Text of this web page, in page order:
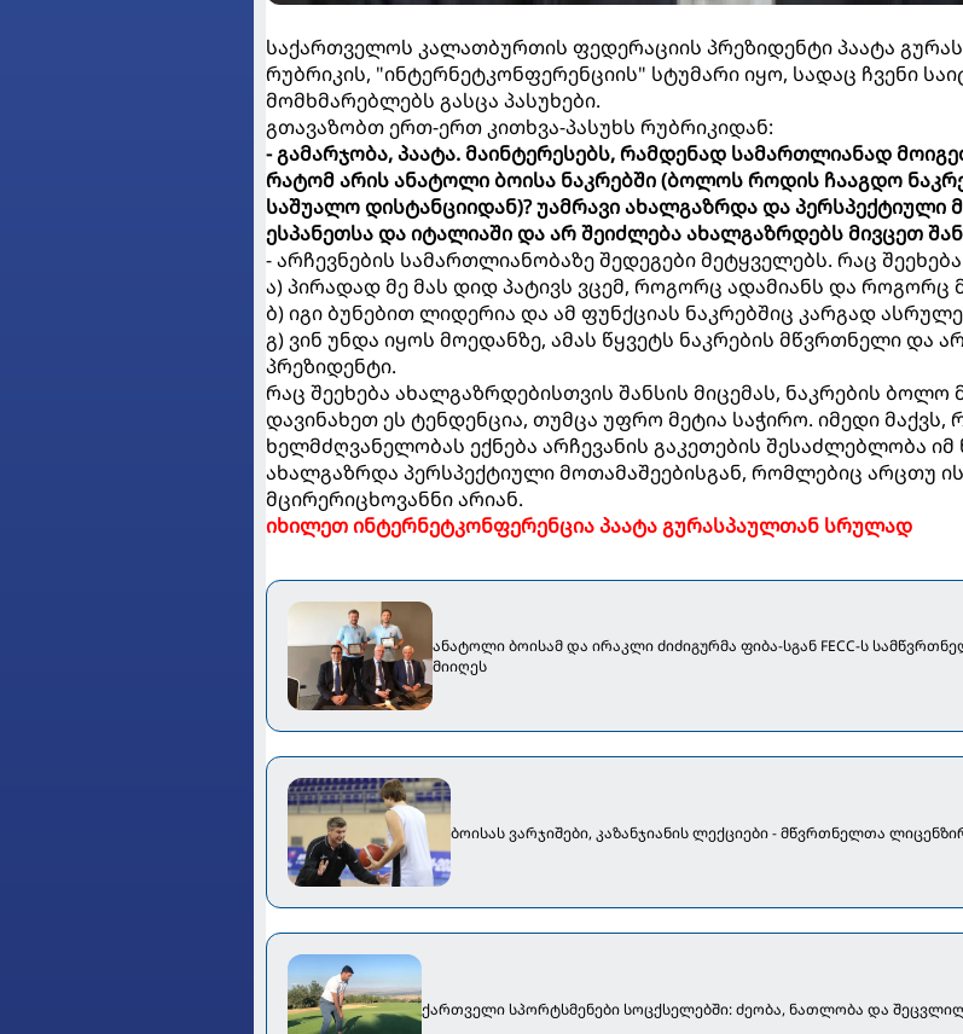
საქართველოს კალათბურთის ფედერაციის პრეზიდენტი პაატა
რუბრიკის, "ინტერნეტკონფერენციის" სტუმარი იყო, სადაც ჩვენი
მომხმარებლებს გასცა პასუხები.
გთავაზობთ ერთ-ერთ კითხვა-პასუხს რუბრიკიდან:
- გამარჯობა, პაატა. მაინტერესებს, რამდენად სამართლიანად
რატომ არის ანატოლი ბოისა ნაკრებში (ბოლოს როდის ჩააგდო
საშუალო დისტანციიდან)? უამრავი ახალგაზრდა და პერსპექტიული
ესპანეთსა და იტალიაში და არ შეიძლება ახალგაზრდებს მივცეთ
- არჩევნების სამართლიანობაზე შედეგები მეტყველებს. რაც
ა) პირადად მე მას დიდ პატივს ვცემ, როგორც ადამიანს და როგორც
ბ) იგი ბუნებით ლიდერია და ამ ფუნქციას ნაკრებშიც კარგად
გ) ვინ უნდა იყოს მოედანზე, ამას წყვეტს ნაკრების მწვრთნელი და
პრეზიდენტი.
რაც შეეხება ახალგაზრდებისთვის შანსის მიცემას, ნაკრების ბოლო
დავინახეთ ეს ტენდენცია, თუმცა უფრო მეტია საჭირო. იმედი მაქვს,
ხელმძღვანელობას ექნება არჩევანის გაკეთების შესაძლებლობა იმ
ახალგაზრდა პერსპექტიული მოთამაშეებისგან, რომლებიც არცთუ
მცირერიცხოვანნი არიან.
იხილეთ ინტერნეტკონფერენცია პაატა გურასპაულთან სრულად
ანატოლი ბოისამ და ირაკლი ძიძიგურმა ფიბა-სგან FECC-ს
მიიღეს
ბოისას ვარჯიშები, კაზანჯიანის ლექციები - მწვრთნელთა
ქართველი სპორტსმენები სოცქსელებში: ძეობა, ნათლობა და